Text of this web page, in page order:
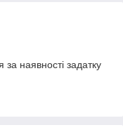
за наявності задатку